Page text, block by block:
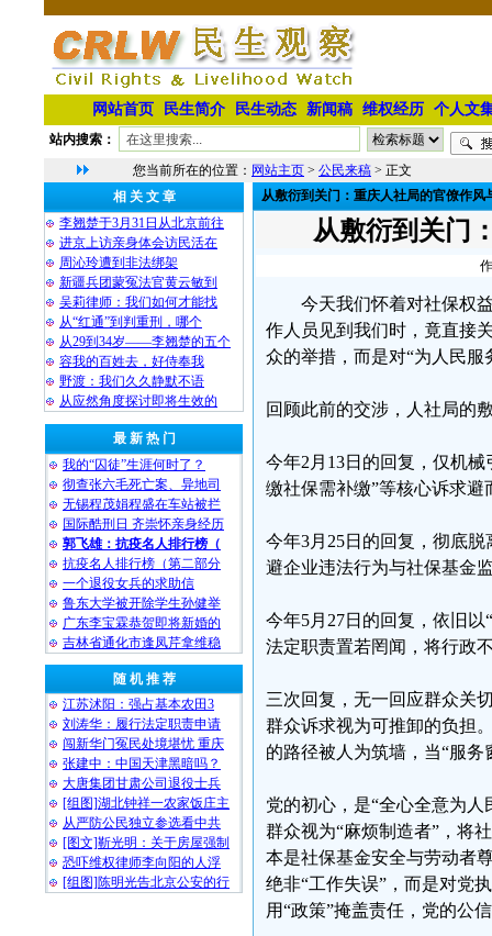
网站首页 民生简介 民生动态 新闻稿 维权经历 个人文
站内搜索：
您当前所在的位置： 网站主页 > 公民来稿 > 正文
相 关 文 章
李翘楚于3月31日从北京前往
进京上访亲身体会访民活在
周沁玲遭到非法绑架
新疆兵团蒙冤法官黄云敏到
吴莉律师：我们如何才能找
从“红通”到判重刑，哪个
从29到34岁——李翘楚的五个
容我的百姓去，好侍奉我
野渡：我们久久静默不语
从应然角度探讨即将生效的
最 新 热 门
我的“囚徒”生涯何时了？
彻查张六毛死亡案、异地司
无锡程茂娟程盛在车站被拦
国际酷刑日 齐崇怀亲身经历
郭飞雄：抗疫名人排行榜（
抗疫名人排行榜（第二部分
一个退役女兵的求助信
鲁东大学被开除学生孙健举
广东李宝霖恭贺即将新婚的
吉林省通化市逢凤芹拿维稳
随 机 推 荐
江苏沭阳：强占基本农田3
刘涛华：履行法定职责申请
闯新华门冤民处境堪忧 重庆
张建中：中国天津黑暗吗？
大唐集团甘肃公司退役士兵
[组图]湖北钟祥一农家饭庄主
从严防公民独立参选看中共
[图文]靳光明：关于房屋强制
恐吓维权律师李向阳的人浮
[组图]陈明光告北京公安的行
从敷衍到关门：重庆人社局的官僚作风
从敷衍到关门
今天我们怀着对社保权
作人员见到我们时，竟直接
众的举措，而是对“为人民服
回顾此前的交涉，人社局的
今年2月13日的回复，仅机械
缴社保需补缴”等核心诉求
今年3月25日的回复，彻底
避企业违法行为与社保基金
今年5月27日的回复，依旧以
法定职责置若罔闻，将行政
三次回复，无一回应群众关
群众诉求视为可推卸的负担
的路径被人为筑墙，当“服务
党的初心，是“全心全意为
群众视为“麻烦制造者”，将
本是社保基金安全与劳动者
绝非“工作失误”，而是对党
用“政策”掩盖责任，党的公